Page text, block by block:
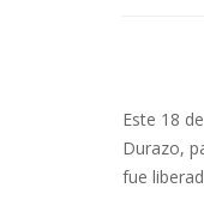
Este 18
Durazo,
fue